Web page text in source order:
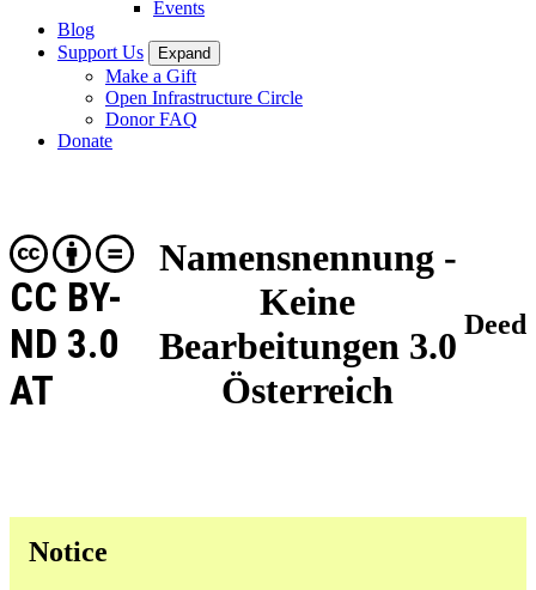
Events
Blog
Support Us
Expand
Make a Gift
Open Infrastructure Circle
Donor FAQ
Donate
Namensnennung -
Keine
Bearbeitungen 3.0
Österreich
CC BY-
ND 3.0
AT
Deed
Notice